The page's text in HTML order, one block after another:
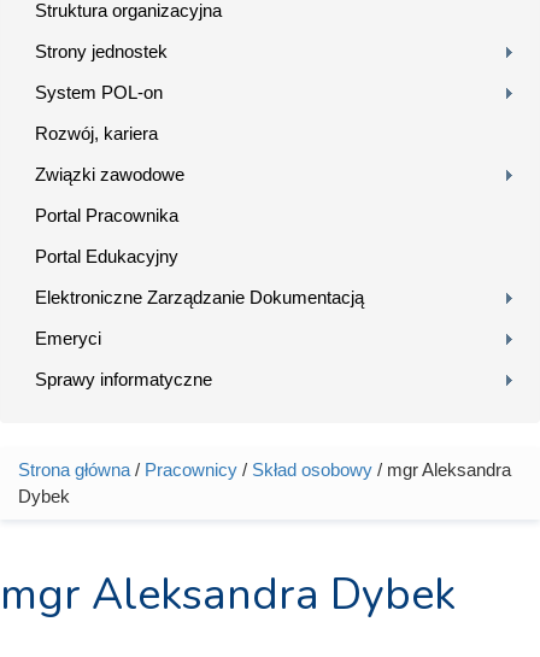
Struktura organizacyjna
Strony jednostek
System POL-on
Rozwój, kariera
Związki zawodowe
Portal Pracownika
Portal Edukacyjny
Elektroniczne Zarządzanie Dokumentacją
Emeryci
Sprawy informatyczne
Jesteś tutaj
Strona główna / Pracownicy / Skład osobowy / mgr Aleksandra
Dybek
mgr Aleksandra Dybek